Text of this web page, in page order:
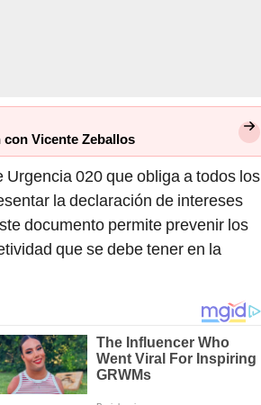
Vicente Zeballos
020 que obliga a todos los
la declaración de intereses
documento permite prevenir los
que se debe tener en la